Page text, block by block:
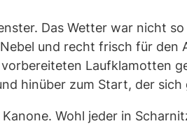
Das Wetter war nicht
und recht frisch für den
Laufklamotten
hinüber zum Start, der
Wohl jeder in